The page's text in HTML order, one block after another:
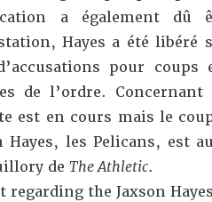
a également dû
Hayes a été libéré
pour coups
de l’ordre.
est en cours mais le
Hayes, les Pelicans, est
de The Athletic.
regarding the Jaxson